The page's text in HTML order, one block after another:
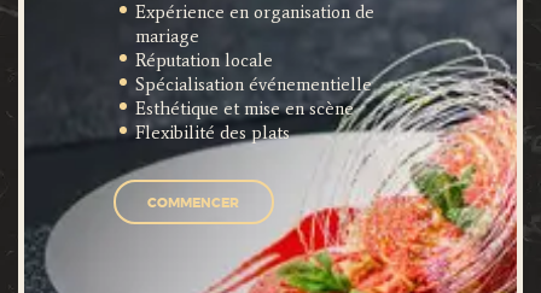
Expérience en organisation de
mariage
Réputation locale
Spécialisation événementielle
Esthétique et mise en scène
Flexibilité des plats
COMMENCER